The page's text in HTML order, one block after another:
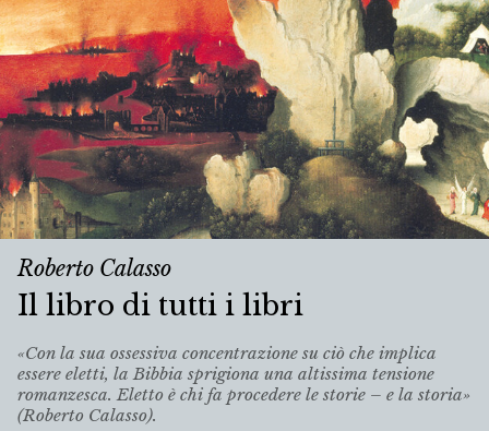
Roberto Calasso
Il libro di tutti i libri
«Con la sua ossessiva concentrazione su ciò che implica
essere eletti, la Bibbia sprigiona una altissima tensione
romanzesca. Eletto è chi fa procedere le storie – e la storia»
(Roberto Calasso).